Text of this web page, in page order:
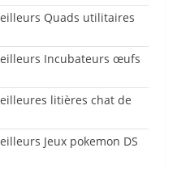
Quads utilitaires
Incubateurs œufs
litières chat de
Jeux pokemon DS